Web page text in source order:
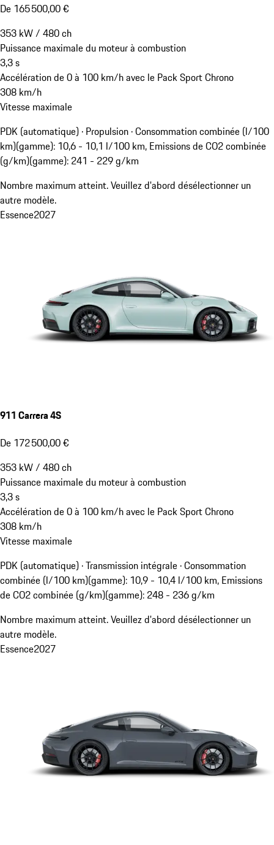
De 165 500,00 €
353 kW/ 480ch
Puissance maximale du moteur à combustion
3,3s
Accélération de 0 à 100 km/h avec le Pack Sport Chrono
308 km/h
Vitesse maximale
PDK (automatique) · Propulsion ·Consommation combinée (l/100
km)(gamme): 10,6 - 10,1 l/100 km, Emissions de CO2 combinée
(g/km)(gamme): 241 - 229 g/km
Nombre maximum atteint. Veuillez d'abord désélectionner un
autre modèle.
Essence2027
911 Carrera 4S
De 172 500,00 €
353 kW/ 480ch
Puissance maximale du moteur à combustion
3,3s
Accélération de 0 à 100 km/h avec le Pack Sport Chrono
308 km/h
Vitesse maximale
PDK (automatique) · Transmission intégrale ·Consommation
combinée (l/100 km)(gamme): 10,9 - 10,4 l/100 km, Emissions
de CO2 combinée (g/km)(gamme): 248 - 236 g/km
Nombre maximum atteint. Veuillez d'abord désélectionner un
autre modèle.
Essence2027